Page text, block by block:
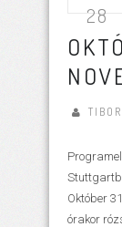
28
Október
órakor